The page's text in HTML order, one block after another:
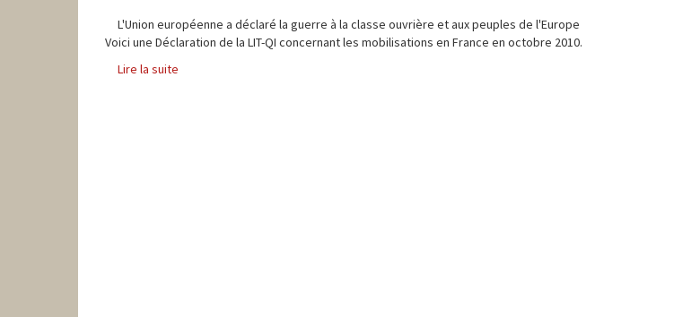
L'Union européenne a déclaré la guerre à la classe ouvrière et aux peuples de l'Europe
Voici une Déclaration de la LIT-QI concernant les mobilisations en France en octobre 2010.
Lire la suite